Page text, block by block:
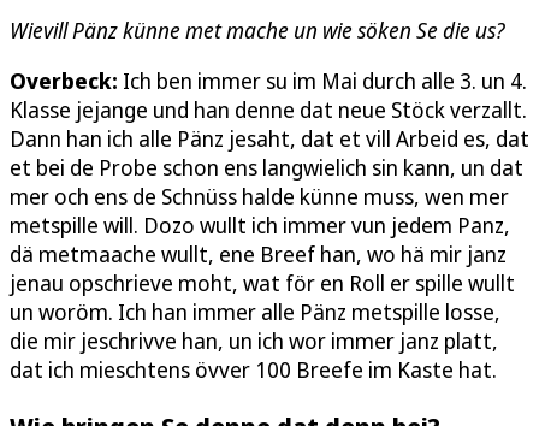
Wievill Pänz künne met mache un wie söken Se die us?
Overbeck: Ich ben immer su im Mai durch alle 3. un 4.
Klasse jejange und han denne dat neue Stöck verzallt.
Dann han ich alle Pänz jesaht, dat et vill Arbeid es, dat
et bei de Probe schon ens langwielich sin kann, un dat
mer och ens de Schnüss halde künne muss, wen mer
metspille will. Dozo wullt ich immer vun jedem Panz,
dä metmaache wullt, ene Breef han, wo hä mir janz
jenau opschrieve moht, wat för en Roll er spille wullt
un woröm. Ich han immer alle Pänz metspille losse,
die mir jeschrivve han, un ich wor immer janz platt,
dat ich mieschtens övver 100 Breefe im Kaste hat.